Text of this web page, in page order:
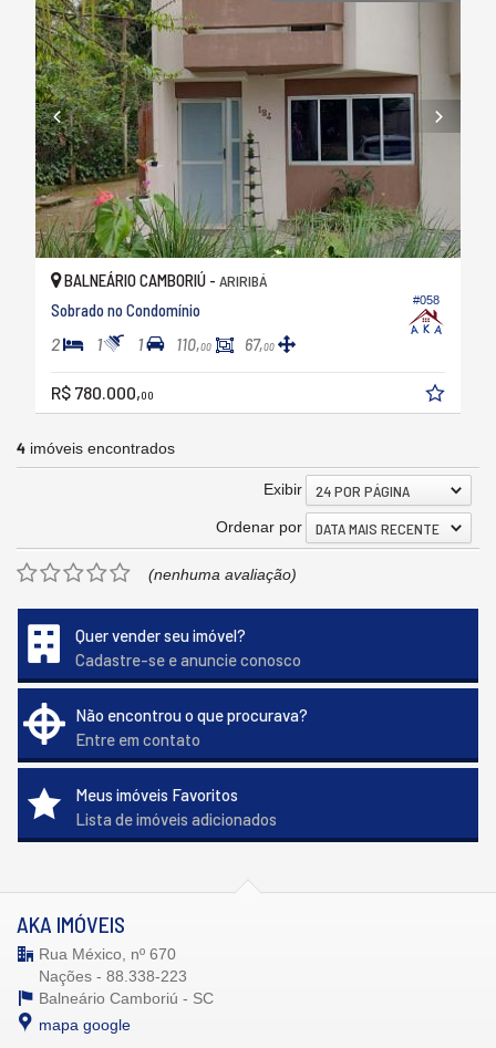
#058
BALNEÁRIO CAMBORIÚ - ARIRIBÁ
Sobrado no Condomínio
2 1 1 110,00 67,00
R$ 780.000,00
4 imóveis encontrados
Exibir 24 POR PÁGINA
Ordenar por DATA MAIS RECENTE
(nenhuma avaliação)
Quer vender seu imóvel?
Cadastre-se e anuncie conosco
Não encontrou o que procurava?
Entre em contato
Meus imóveis Favoritos
Lista de imóveis adicionados
AKA IMÓVEIS
Rua México, nº 670
Nações - 88.338-223
Balneário Camboriú - SC
mapa google